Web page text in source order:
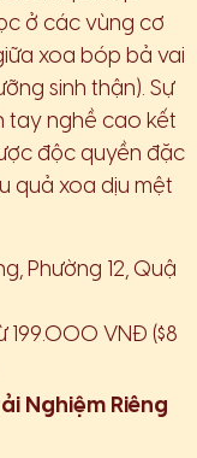
ở các vùng cơ
xoa bóp bả vai
sinh thận). Sự
tay nghề cao kết
độc quyền đặc
quả xoa dịu mệt
Phường 12, Quậ
199.000 VNĐ ($8
Nghiệm Riêng